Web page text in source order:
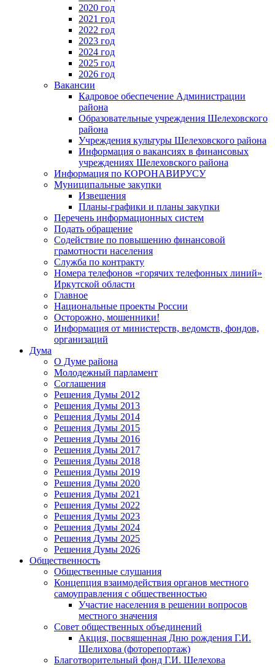
2020 год
2021 год
2022 год
2023 год
2024 год
2025 год
2026 год
Вакансии
Кадровое обеспечение Администрации
района
Образовательные учреждения Шелеховского
района
Учреждения культуры Шелеховского района
Информация о вакансиях в финансовых
учреждениях Шелеховского района
Информация по КОРОНАВИРУСУ
Муниципальные закупки
Извещения
Планы-графики и планы закупки
Перечень информационных систем
Подать обращение
Содействие по повышению финансовой
грамотности населения
Служба по контракту
Номера телефонов «горячих телефонных линий»
Иркутской области
Главное
Национальные проекты России
Осторожно, мошенники!
Информация от министерств, ведомств, фондов,
организаций
Дума
О Думе района
Молодежный парламент
Соглашения
Решения Думы 2012
Решения Думы 2013
Решения Думы 2014
Решения Думы 2015
Решения Думы 2016
Решения Думы 2017
Решения Думы 2018
Решения Думы 2019
Решения Думы 2020
Решения Думы 2021
Решения Думы 2022
Решения Думы 2023
Решения Думы 2024
Решения Думы 2025
Решения Думы 2026
Общественность
Общественные слушания
Концепция взаимодействия органов местного
самоуправления с общественностью
Участие населения в решении вопросов
местного значения
Совет общественных объединений
Акция, посвященная Дню рождения Г.И.
Шелихова (фоторепортаж)
Благотворительный фонд Г.И. Шелехова